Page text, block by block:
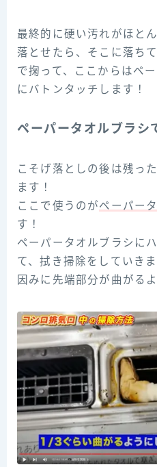
最終的に硬い汚れがほと
落とせたら、そこに落ち
で掬って、ここからはペ
にバトンタッチします！
ペーパータオルブラシ
こそげ落としの後は残っ
ます！
ここで使うのがペーパー
す！
ペーパータオルブラシに
て、拭き掃除をしていき
因みに先端部分が曲がる